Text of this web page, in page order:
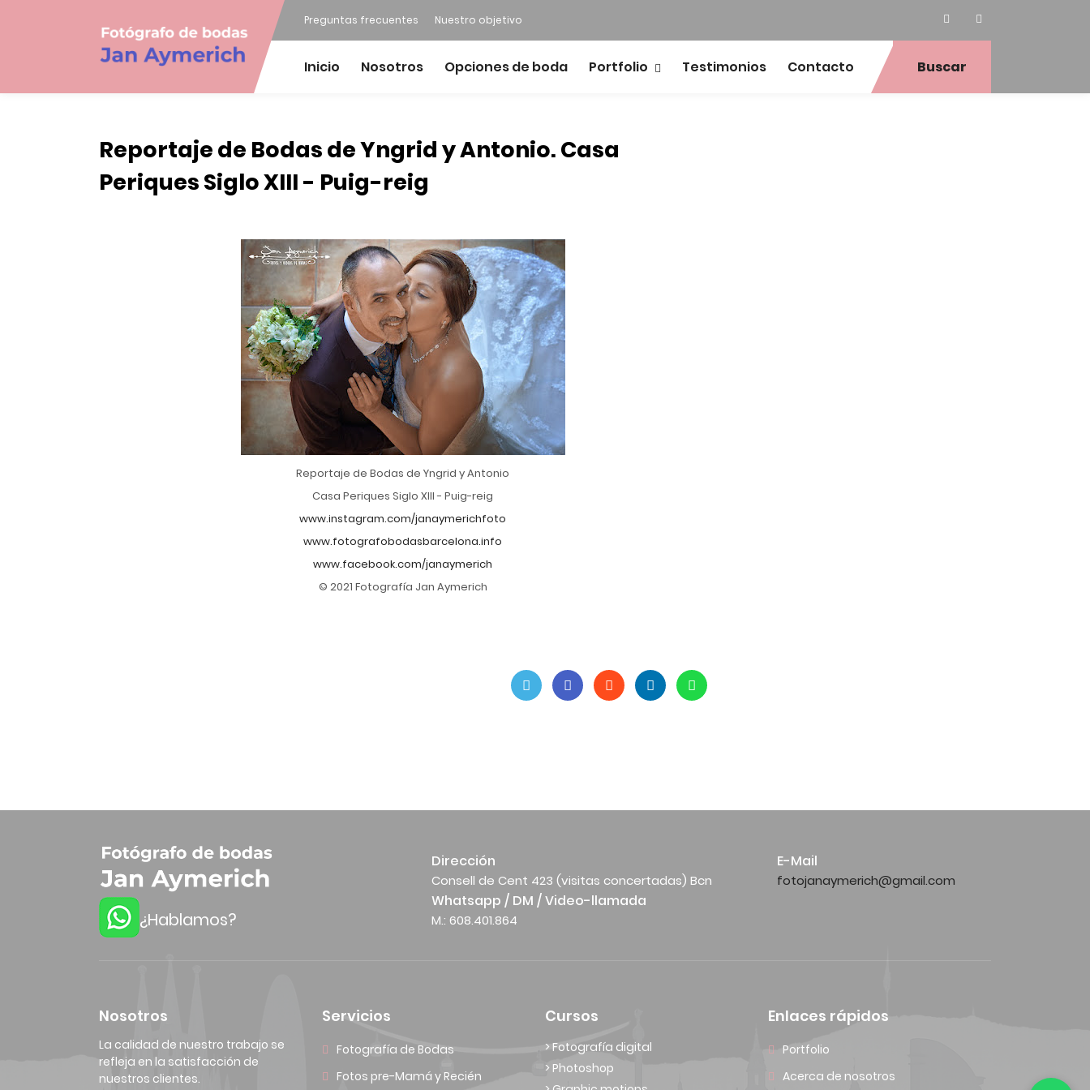
Preguntas frecuentes Nuestro objetivo
Inicio Nosotros Opciones de boda Portfolio Testimonios Contacto Buscar
Reportaje de Bodas de Yngrid y Antonio. Casa
Periques Siglo XIII - Puig-reig
Reportaje de Bodas de Yngrid y Antonio
Casa Periques Siglo XIII - Puig-reig
www.instagram.com/janaymerichfoto
www.fotografobodasbarcelona.info
www.facebook.com/janaymerich
© 2021 Fotografía Jan Aymerich
¿Hablamos?
Dirección
Consell de Cent 423 (visitas concertadas) Bcn
E-Mail
fotojanaymerich@gmail.com
Whatsapp / DM / Video-llamada
M.: 608.401.864
Nosotros
La calidad de nuestro trabajo se
refleja en la satisfacción de
nuestros clientes.
Servicios
Fotografía de Bodas
Fotos pre-Mamá y Recién
Cursos
> Fotografía digital
> Photoshop
Enlaces rápidos
Portfolio
Acerca de nosotros